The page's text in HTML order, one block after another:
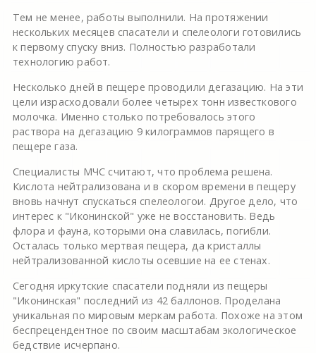
Тем не менее, работы выполнили. На протяжении
нескольких месяцев спасатели и спелеологи готовились
к первому спуску вниз. Полностью разработали
технологию работ.
Несколько дней в пещере проводили дегазацию. На эти
цели израсходовали более четырех тонн известкового
молочка. Именно столько потребовалось этого
раствора на дегазацию 9 килограммов парящего в
пещере газа.
Специалисты МЧС считают, что проблема решена.
Кислота нейтрализована и в скором времени в пещеру
вновь начнут спускаться спелеологои. Другое дело, что
интерес к "Иконинской" уже не восстановить. Ведь
флора и фауна, которыми она славилась, погибли.
Осталась только мертвая пещера, да кристаллы
нейтрализованной кислоты осевшие на ее стенах.
Сегодня иркутские спасатели подняли из пещеры
"Иконинская" последний из 42 баллонов. Проделана
уникальная по мировым меркам работа. Похоже на этом
беспрецендентное по своим масштабам экологическое
бедствие исчерпано.